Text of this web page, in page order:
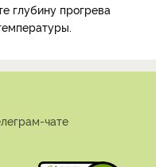
глубину прогрева
чате